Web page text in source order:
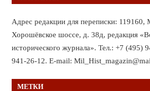
Адрес редакции для переписки: 119160,
Хорошёвское шоссе, д. 38д, редакция
исторического журнала». Тел.: +7 (495)
941-26-12. E-mail:
МЕТКИ